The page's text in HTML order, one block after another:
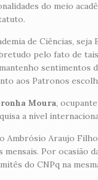
do meio
de Ciências,
pelo fato de
sentimentos
aos Patronos
Moura,
a nível
Araujo
Por ocasião
do CNPq na